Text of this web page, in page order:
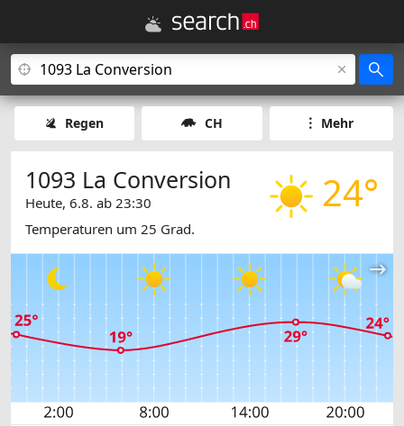
Regen CH Mehr
24°
1093 La Conversion
Heute, 6.8. ab 23:30
Temperaturen um 25 Grad.